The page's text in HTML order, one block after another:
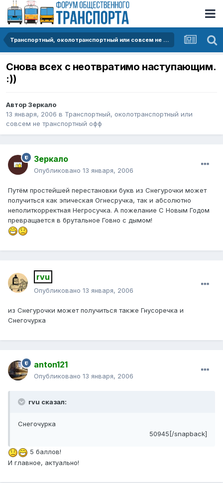
Транспортный, околотранспортный или совсем не транспортный офф
Снова всех с неотвратимо наступающим.
:))
Автор Зеркало
13 января, 2006 в Транспортный, околотранспортный или
совсем не транспортный офф
Зеркало
Опубликовано 13 января, 2006
Путём простейшей перестановки букв из Снегурочки может
получиться как эпическая Огнесручка, так и абсолютно
неполиткорректная Негросучка. А пожелание С Новым Годом
превращается в брутальное Говно с дымом!
rvu
Опубликовано 13 января, 2006
из Снегурочки может получиться также Гнусоречка и
Снегочурка
anton121
Опубликовано 13 января, 2006
rvu сказал:
Снегочурка
50945[/snapback]
5 баллов!
И главное, актуально!